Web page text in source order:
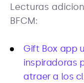
Lecturas
BFCM:
Gift Box app
inspiradoras
atraer a los